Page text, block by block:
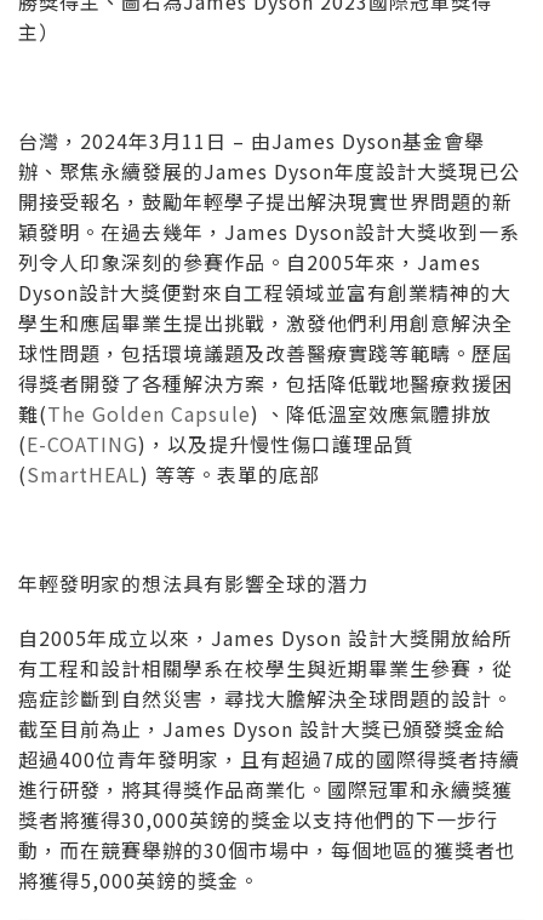
主）
台灣，2024年3月11日 – 由James Dyson基金會舉
辦、聚焦永續發展的James Dyson年度設計大獎現已公
開接受報名，鼓勵年輕學子提出解決現實世界問題的新
穎發明。在過去幾年，James Dyson設計大獎收到一系
列令人印象深刻的參賽作品。自2005年來，James
Dyson設計大獎便對來自工程領域並富有創業精神的大
學生和應屆畢業生提出挑戰，激發他們利用創意解決全
球性問題，包括環境議題及改善醫療實踐等範疇。歷屆
得獎者開發了各種解決方案，包括降低戰地醫療救援困
難(The Golden Capsule) 、降低溫室效應氣體排放
(E-COATING)，以及提升慢性傷口護理品質
(SmartHEAL) 等等。表單的底部
年輕發明家的想法具有影響全球的潛力
自2005年成立以來，James Dyson 設計大獎開放給所
有工程和設計相關學系在校學生與近期畢業生參賽，從
癌症診斷到自然災害，尋找大膽解決全球問題的設計。
截至目前為止，James Dyson 設計大獎已頒發獎金給
超過400位青年發明家，且有超過7成的國際得獎者持續
進行研發，將其得獎作品商業化。國際冠軍和永續獎獲
獎者將獲得30,000英鎊的獎金以支持他們的下一步行
動，而在競賽舉辦的30個市場中，每個地區的獲獎者也
將獲得5,000英鎊的獎金。